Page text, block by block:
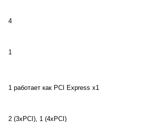
4
1
1 работает как PCI Express x1
2 (3xPCI), 1 (4xPCI)